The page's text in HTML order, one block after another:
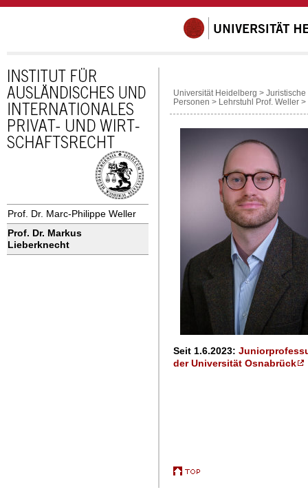
Prof. Dr. Marc-Philippe Weller
Prof. Dr. Markus
Lieberknecht
Universität Heidelberg > Juristische
Personen > Lehrstuhl Prof. Weller >
Seit 1.6.2023:
der Universität Osnabrück